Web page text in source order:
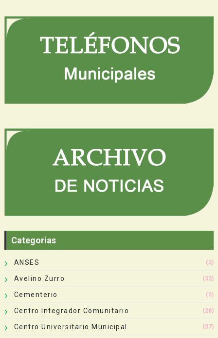
Categorias
ANSES (2)
Avelino Zurro (32)
Cementerio (5)
Centro Integrador Comunitario (28)
Centro Universitario Municipal (57)